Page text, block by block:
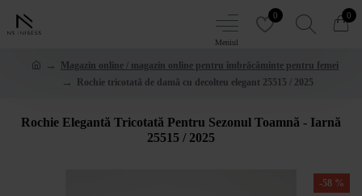
0 0
Magazin online / magazin online pentru îmbrăcăminte pentru femei
Rochie tricotată de damă cu decolteu elegant 25515 / 2025
Rochie Elegantă Tricotată Pentru Sezonul Toamnă - Iarnă
25515 / 2025
-58 %